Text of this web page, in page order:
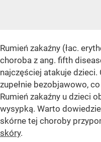
Rumień zakaźny (łac.
choroba z ang. fifth
najczęściej atakuje
zupełnie bezobjawowo,
Rumień zakaźny u dzieci
wysypką. Warto
skórne tej choroby
skóry.